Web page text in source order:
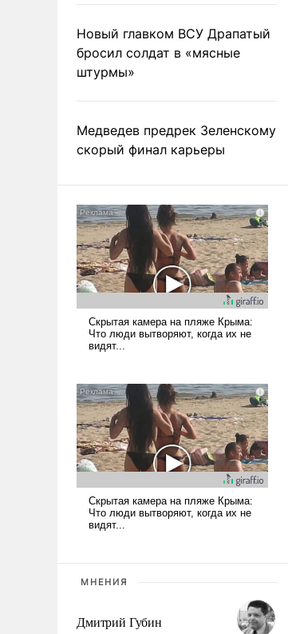
Новый главком ВСУ Драпатый
бросил солдат в «мясные
штурмы»
Медведев предрек Зеленскому
скорый финал карьеры
МНЕНИЯ
Дмитрий Губин